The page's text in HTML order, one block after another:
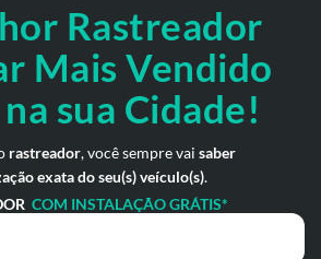
Rastreador
Mais Vendido
sua Cidade!
rastreador, você sempre vai saber
exata do seu(s) veículo(s).
COM INSTALAÇÃO GRÁTIS*